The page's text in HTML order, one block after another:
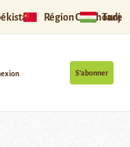
Région Ouïghoure
S’abonner